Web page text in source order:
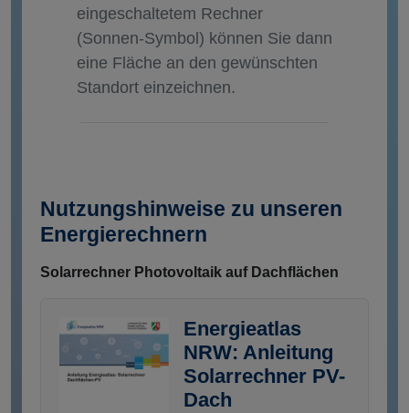
eingeschaltetem Rechner
(Sonnen-Symbol) können Sie dann
eine Fläche an den gewünschten
Standort einzeichnen.
Nutzungshinweise zu unseren
Energierechnern
Solarrechner Photovoltaik auf Dachflächen
Energieatlas
NRW: Anleitung
Solarrechner PV-
Dach